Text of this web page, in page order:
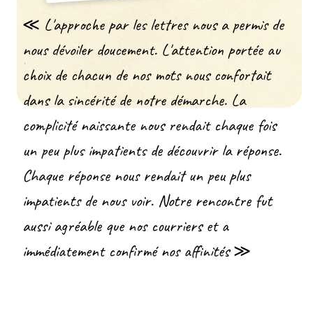
≪ L'approche par les lettres nous a permis de
nous dévoiler doucement. L'attention portée au
choix de chacun de nos mots nous confortait
dans la sincérité de notre démarche. La
complicité naissante nous rendait chaque fois
un peu plus impatients de découvrir la réponse.
Chaque réponse nous rendait un peu plus
impatients de nous voir. Notre rencontre fut
aussi agréable que nos courriers et a
immédiatement confirmé nos affinités ≫